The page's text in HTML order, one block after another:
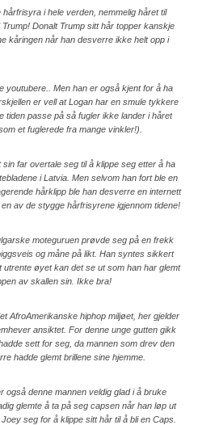
i hele verden, nemmelig håret til
Donalt Trump sitt hår topper kanskje
kåringen når han desverre ikke helt opp i
youtubere.. Men han er også kjent for å ha
er vell at Logan har en smule tykkere
tiden passe på så fugler ikke lander i håret
et fuglerede fra mange vinkler!).
far overtale seg til å klippe seg etter å ha
i Latvia. Men selvom han fort ble en
hårklipp ble han desverre en internett
av de stygge hårfrisyrene igjennom tidene!
moteguruen prøvde seg på en frekk
og måne på likt. Han syntes sikkert
øyet kan det se ut som han har glemt
av skallen sin. Ikke bra!
AfroAmerikanske hiphop miljøet, her gjelder
ansiktet. For denne unge gutten gikk
sett for seg, da mannen som drev den
hadde glemt brillene sine hjemme.
også denne mannen veldig glad i å bruke
glemte å ta på seg capsen når han løp ut
seg for å klippe sitt hår til å bli en Caps.